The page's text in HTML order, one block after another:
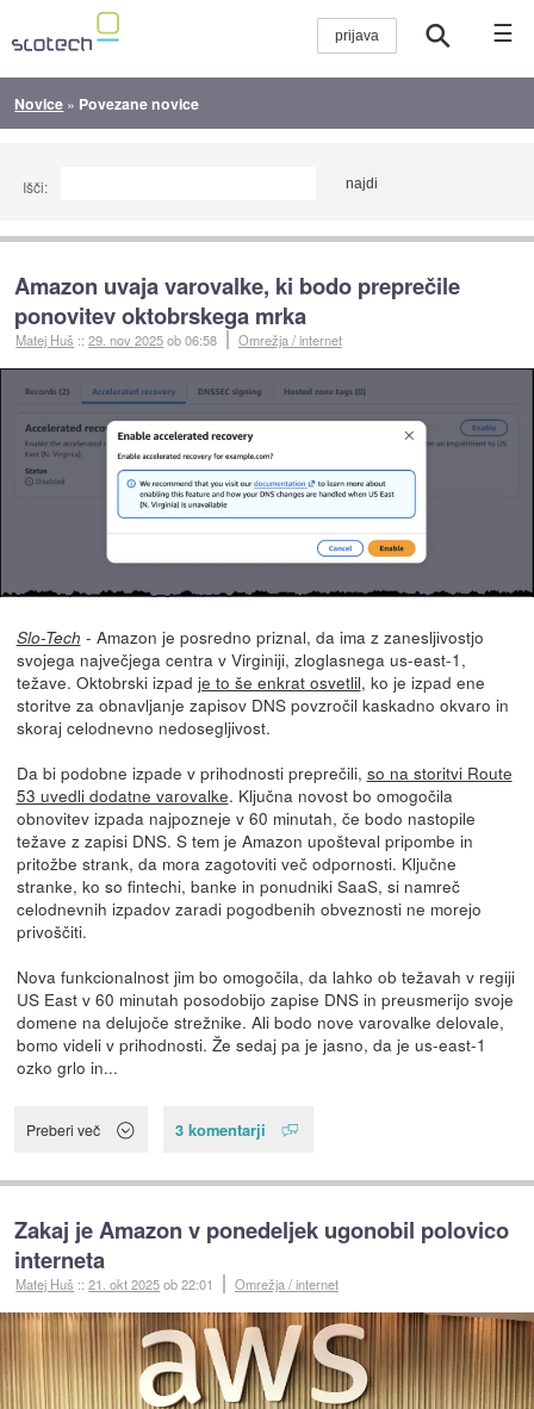
☰
Novice » Povezane novice
Išči:
Amazon uvaja varovalke, ki bodo preprečile
ponovitev oktobrskega mrka
Matej Huš ::29. nov 2025ob 06:58 Omrežja / internet
Slo-Tech - Amazon je posredno priznal, da ima z zanesljivostjo
svojega največjega centra v Virginiji, zloglasnega us-east-1,
težave. Oktobrski izpad je to še enkrat osvetlil, ko je izpad ene
storitve za obnavljanje zapisov DNS povzročil kaskadno okvaro in
skoraj celodnevno nedosegljivost.
Da bi podobne izpade v prihodnosti preprečili, so na storitvi Route
53 uvedli dodatne varovalke. Ključna novost bo omogočila
obnovitev izpada najpozneje v 60 minutah, če bodo nastopile
težave z zapisi DNS. S tem je Amazon upošteval pripombe in
pritožbe strank, da mora zagotoviti več odpornosti. Ključne
stranke, ko so fintechi, banke in ponudniki SaaS, si namreč
celodnevnih izpadov zaradi pogodbenih obveznosti ne morejo
privoščiti.
Nova funkcionalnost jim bo omogočila, da lahko ob težavah v regiji
US East v 60 minutah posodobijo zapise DNS in preusmerijo svoje
domene na delujoče strežnike. Ali bodo nove varovalke delovale,
bomo videli v prihodnosti. Že sedaj pa je jasno, da je us-east-1
ozko grlo in...
Preberi več 3 komentarji
Zakaj je Amazon v ponedeljek ugonobil polovico
interneta
Matej Huš ::21. okt 2025ob 22:01 Omrežja / internet